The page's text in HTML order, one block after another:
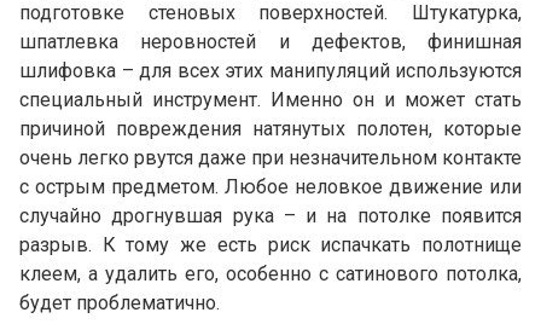
подготовке стеновых поверхностей. Штукатурка,
шпатлевка неровностей и дефектов, финишная
шлифовка – для всех этих манипуляций используются
специальный инструмент. Именно он и может стать
причиной повреждения натянутых полотен, которые
очень легко рвутся даже при незначительном контакте
с острым предметом. Любое неловкое движение или
случайно дрогнувшая рука – и на потолке появится
разрыв. К тому же есть риск испачкать полотнище
клеем, а удалить его, особенно с сатинового потолка,
будет проблематично.